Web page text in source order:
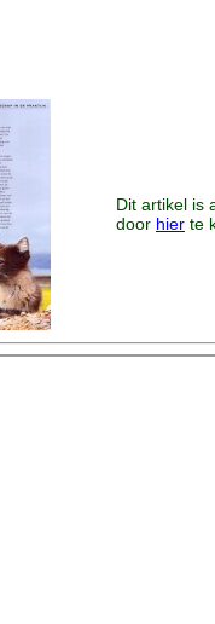
Dit artikel is
door hier te